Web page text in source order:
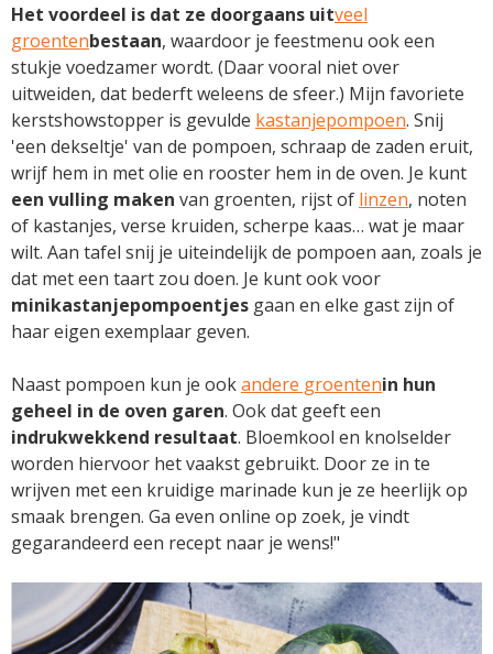
Het voordeel is dat ze doorgaans uitveel
groentenbestaan, waardoor je feestmenu ook een
stukje voedzamer wordt. (Daar vooral niet over
uitweiden, dat bederft weleens de sfeer.) Mijn favoriete
kerstshowstopper is gevulde kastanjepompoen. Snij
'een dekseltje' van de pompoen, schraap de zaden eruit,
wrijf hem in met olie en rooster hem in de oven. Je kunt
een vulling maken van groenten, rijst of linzen, noten
of kastanjes, verse kruiden, scherpe kaas… wat je maar
wilt. Aan tafel snij je uiteindelijk de pompoen aan, zoals je
dat met een taart zou doen. Je kunt ook voor
minikastanjepompoentjes gaan en elke gast zijn of
haar eigen exemplaar geven.
Naast pompoen kun je ookandere groentenin hun
geheel in de oven garen. Ook dat geeft een
indrukwekkend resultaat. Bloemkool en knolselder
worden hiervoor het vaakst gebruikt. Door ze in te
wrijven met een kruidige marinade kun je ze heerlijk op
smaak brengen. Ga even online op zoek, je vindt
gegarandeerd een recept naar je wens!"